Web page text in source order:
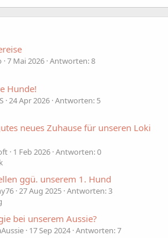
7 Mai 2026 Antworten: 8
Hunde!
24 Apr 2026 Antworten: 5
neues Zuhause für unseren Loki
1 Feb 2026 Antworten: 0
ggü. unserem 1. Hund
27 Aug 2025 Antworten: 3
bei unserem Aussie?
17 Sep 2024 Antworten: 7